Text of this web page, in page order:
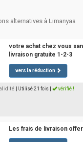
alternatives à Limanyaa
votre achat chez vous
livraison gratuite 1-2-3
vers la réduction
| Utilisé 21 fois vérifié !
Les frais de livraison